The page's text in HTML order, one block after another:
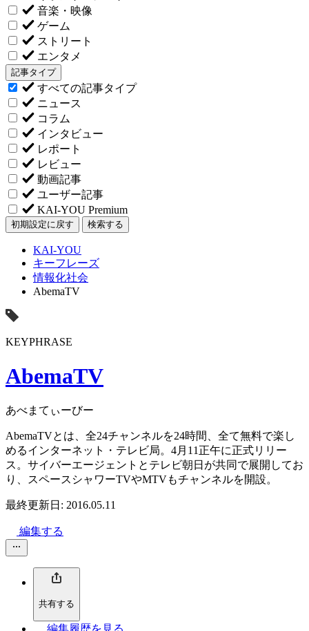
音楽・映像
ゲーム
ストリート
エンタメ
記事タイプ
すべての記事タイプ
ニュース
コラム
インタビュー
レポート
レビュー
動画記事
ユーザー記事
KAI-YOU Premium
初期設定に戻す 検索する
KAI-YOU
キーフレーズ
情報化社会
AbemaTV
KEYPHRASE
AbemaTV
あべまてぃーびー
AbemaTVとは、全24チャンネルを24時間、全て無料で楽し
めるインターネット・テレビ局。4月11正午に正式リリー
ス。サイバーエージェントとテレビ朝日が共同で展開してお
り、スペースシャワーTVやMTVもチャンネルを開設。
最終更新日: 2016.05.11
編集する
共有する
編集履歴を見る